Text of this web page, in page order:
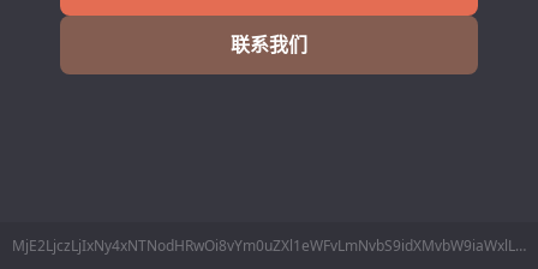
联系我们
MjE2LjczLjIxNy4xNTNodHRwOi8vYm0uZXl1eWFvLmNvbS9idXMvbW9iaWxlL2xpbmVzTWluZm8ucGhwP2RhdGE9MTA26Lev77yI5LiL6KGM77yJ